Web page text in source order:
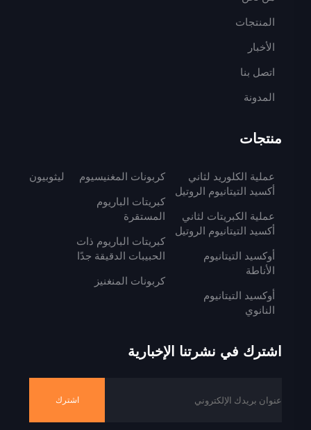
المنتجات
الأخبار
اتصل بنا
المدونة
منتجات
عملية الكلوريد لثاني
أكسيد التيتانيوم الروتيل
عملية الكبريتات لثاني
أكسيد التيتانيوم الروتيل
أوكسيد التيتانيوم
الأناطة
أوكسيد التيتانيوم
النانوي
كربونات المغنيسيوم
كبريتات الباريوم
المستقرة
كبريتات الباريوم ذات
الحبيبات الدقيقة جدًا
كربونات المنغنيز
ليثوبيون
اشترك في نشرتنا الإخبارية
اشترك